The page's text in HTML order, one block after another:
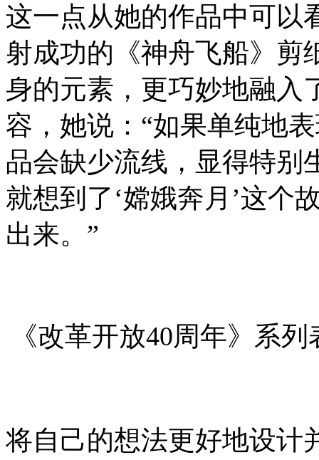
这一点从她的作品中可以
射成功的《神舟飞船》剪
身的元素，更巧妙地融入
容，她说：“如果单纯地
品会缺少流线，显得特别
就想到了‘嫦娥奔月’这个
出来。”
《改革开放40周年》系
将自己的想法更好地设计